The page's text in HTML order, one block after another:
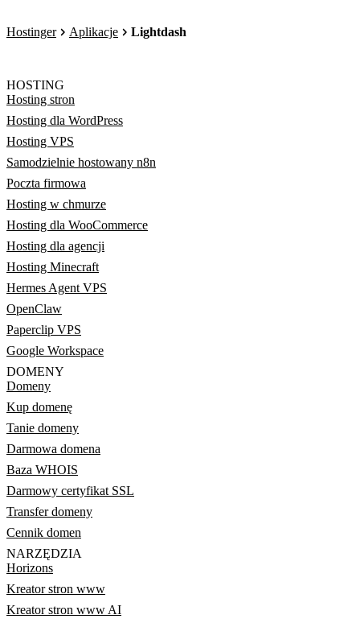
Hostinger Aplikacje Lightdash
HOSTING
Hosting stron
Hosting dla WordPress
Hosting VPS
Samodzielnie hostowany n8n
Poczta firmowa
Hosting w chmurze
Hosting dla WooCommerce
Hosting dla agencji
Hosting Minecraft
Hermes Agent VPS
OpenClaw
Paperclip VPS
Google Workspace
DOMENY
Domeny
Kup domenę
Tanie domeny
Darmowa domena
Baza WHOIS
Darmowy certyfikat SSL
Transfer domeny
Cennik domen
NARZĘDZIA
Horizons
Kreator stron www
Kreator stron www AI